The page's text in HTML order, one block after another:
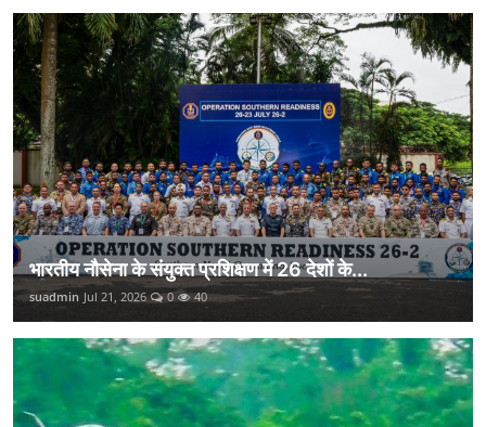
भारतीय नौसेना के संयुक्त प्रशिक्षण में 26 देशों के...
suadmin Jul 21, 2026 0 40